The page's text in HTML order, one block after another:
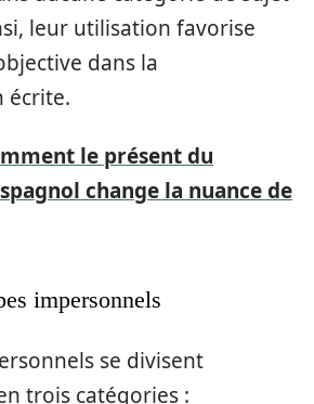
leur utilisation favorise
dans la
écrite.
le présent du
change la nuance de
impersonnels
se divisent
trois catégories :